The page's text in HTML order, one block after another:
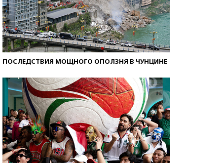
ПОСЛЕДСТВИЯ МОЩНОГО ОПОЛЗНЯ В ЧУНЦИНЕ